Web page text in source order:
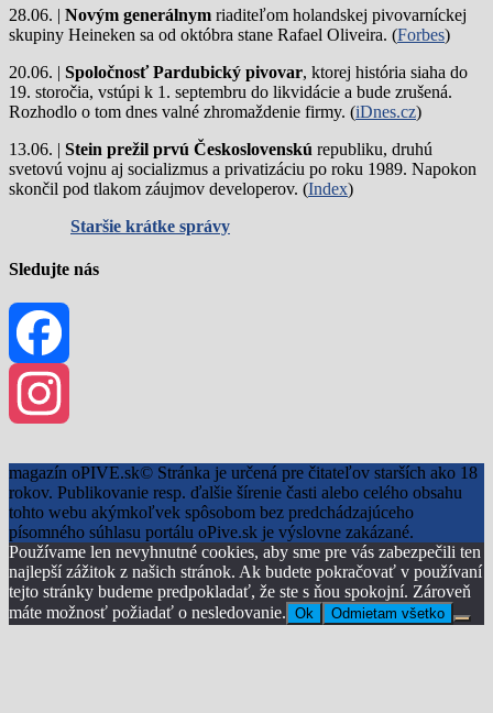
28.06. | Novým generálnym riaditeľom holandskej pivovarníckej
skupiny Heineken sa od októbra stane Rafael Oliveira. (Forbes)
20.06. | Spoločnosť Pardubický pivovar, ktorej história siaha do
19. storočia, vstúpi k 1. septembru do likvidácie a bude zrušená.
Rozhodlo o tom dnes valné zhromaždenie firmy. (iDnes.cz)
13.06. | Stein prežil prvú Československú republiku, druhú
svetovú vojnu aj socializmus a privatizáciu po roku 1989. Napokon
skončil pod tlakom záujmov developerov. (Index)
Staršie krátke správy
Sledujte nás
Facebook
magazín oPIVE.sk© Stránka je určená pre čitateľov starších ako 18
rokov. Publikovanie resp. ďalšie šírenie časti alebo celého obsahu
tohto webu akýmkoľvek spôsobom bez predchádzajúceho
písomného súhlasu portálu oPive.sk je výslovne zakázané.
Používame len nevyhnutné cookies, aby sme pre vás zabezpečili ten
najlepší zážitok z našich stránok. Ak budete pokračovať v používaní
tejto stránky budeme predpokladať, že ste s ňou spokojní. Zároveň
máte možnosť požiadať o nesledovanie. Ok Odmietam všetko